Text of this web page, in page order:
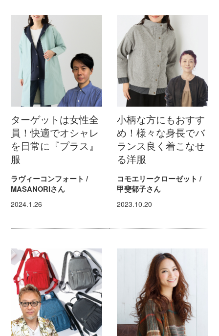
ターゲットは女性全
員！快適でオシャレ
を日常に『プラス』
服
ラヴィーコンフォート /
MASANORIさん
2024.1.26
小柄な方にもおすす
め！様々な身長でバ
ランス良く着こなせ
る洋服
コモエリークローゼット /
甲斐郁子さん
2023.10.20